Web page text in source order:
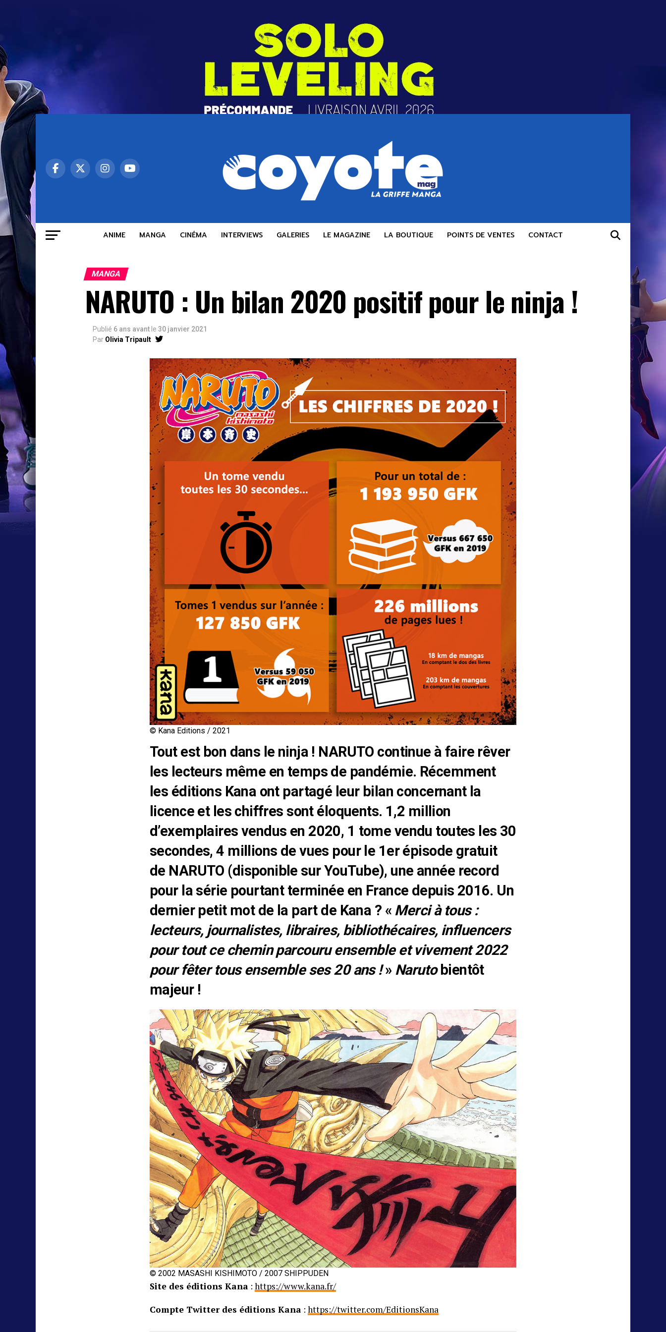
ANIME MANGA CINÉMA INTERVIEWS GALERIES LE MAGAZINE LA BOUTIQUE POINTS DE VENTES CONTACT
MANGA
NARUTO : Un bilan 2020 positif pour le ninja !
Publié 6 ans avant le 30 janvier 2021
Par Olivia Tripault
© Kana Editions / 2021
Tout est bon dans le ninja ! NARUTO continue à faire rêver
les lecteurs même en temps de pandémie. Récemment
les éditions Kana ont partagé leur bilan concernant la
licence et les chiffres sont éloquents. 1,2 million
d’exemplaires vendus en 2020, 1 tome vendu toutes les 30
secondes, 4 millions de vues pour le 1er épisode gratuit
de NARUTO (disponible sur YouTube), une année record
pour la série pourtant terminée en France depuis 2016. Un
dernier petit mot de la part de Kana ? « Merci à tous :
lecteurs, journalistes, libraires, bibliothécaires, influencers
pour tout ce chemin parcouru ensemble et vivement 2022
pour fêter tous ensemble ses 20 ans !» Narutobientôt
majeur !
© 2002 MASASHI KISHIMOTO / 2007 SHIPPUDEN
Site des éditions Kana : https://www.kana.fr/
Compte Twitter des éditions Kana : https://twitter.com/EditionsKana